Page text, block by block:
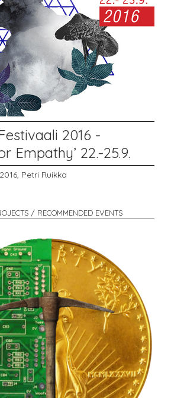
2016 -
Empathy’ 22.-25.9.
Petri Ruikka
/ RECOMMENDED EVENTS